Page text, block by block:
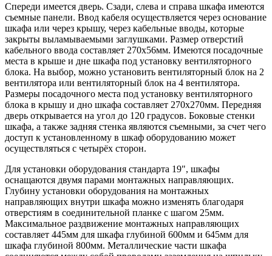
Спереди имеется дверь. Сзади, слева и справа шкафа имеются
съемные панели. Ввод кабеля осуществляется через основание
шкафа или через крышу, через кабельные вводы, которые
закрыты выламываемыми заглушками. Размер отверстий
кабельного ввода составляет 270х56мм. Имеются посадочные
места в крыше и дне шкафа под установку вентиляторного
блока. На выбор, можно установить вентиляторный блок на 2
вентилятора или вентиляторный блок на 4 вентилятора.
Размеры посадочного места под установку вентиляторного
блока в крышу и дно шкафа составляет 270х270мм. Передняя
дверь открывается на угол до 120 градусов. Боковые стенки
шкафа, а также задняя стенка являются съемными, за счет чего
доступ к установленному в шкаф оборудованию может
осуществляться с четырёх сторон.
Для установки оборудования стандарта 19", шкафы
оснащаются двумя парами монтажных направляющих.
Глубину установки оборудования на монтажных
направляющих внутри шкафа можно изменять благодаря
отверстиям в соединительной планке с шагом 25мм.
Максимальное раздвижение монтажных направляющих
составляет 445мм для шкафа глубиной 600мм и 645мм для
шкафа глубиной 800мм. Металлические части шкафа